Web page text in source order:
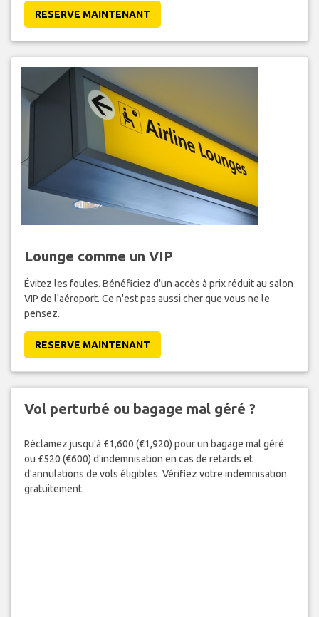
RESERVE MAINTENANT
Lounge comme un VIP
Évitez les foules. Bénéficiez d'un accès à prix réduit au salon
VIP de l'aéroport. Ce n'est pas aussi cher que vous ne le
pensez.
RESERVE MAINTENANT
Vol perturbé ou bagage mal géré ?
Réclamez jusqu'à £1,600 (€1,920) pour un bagage mal géré
ou £520 (€600) d'indemnisation en cas de retards et
d'annulations de vols éligibles. Vérifiez votre indemnisation
gratuitement.